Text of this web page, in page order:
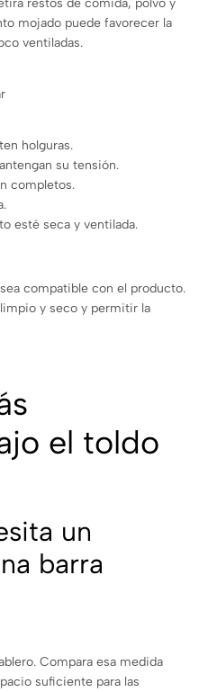
mojado puede favorecer la
ventiladas.
holguras.
su tensión.
completos.
esté seca y ventilada.
compatible con el producto.
y seco y permitir la
el toldo
un
barra
Compara esa medida
suficiente para las